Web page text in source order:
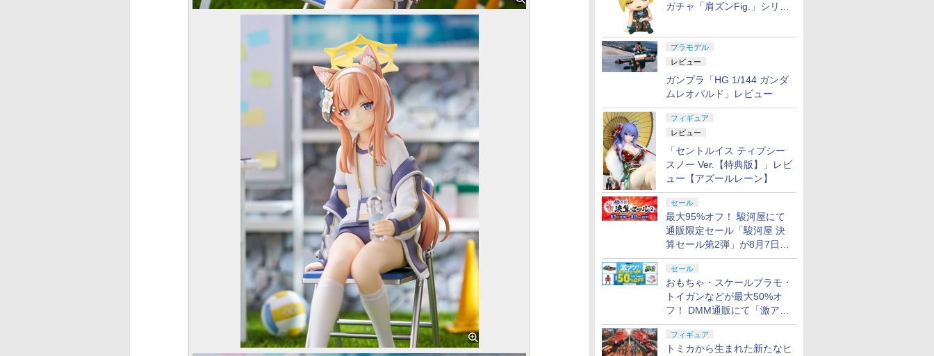
ガチャ「肩ズンFig.」シリー
プラモデル
レビュー
ガンプラ「HG 1/144 ガンダ
ムレオパルド」レビュー
フィギュア
レビュー
「セントルイス ティプシー
スノー Ver.【特典版】」レビ
ュー【アズールレーン】
セール
最大95%オフ！ 駿河屋にて
通販限定セール「駿河屋 決
算セール第2弾」が8月7日12
時より開催
セール
おもちゃ・スケールプラモ・
トイガンなどが最大50%オ
フ！ DMM通販にて「激ア
ツ！おもちゃ・ホビー夏セー
ル」が開催
フィギュア
トミカから生まれた新たなヒ